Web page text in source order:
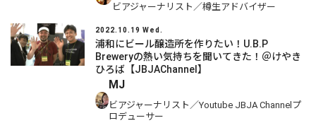
ビアジャーナリスト／樽生アドバイザー
2022.10.19 Wed.
浦和にビール醸造所を作りたい！U.B.P
Breweryの熱い気持ちを聞いてきた！＠けやき
ひろば【JBJAChannel】
MJ
ビアジャーナリスト／Youtube JBJA Channelプ
ロデューサー